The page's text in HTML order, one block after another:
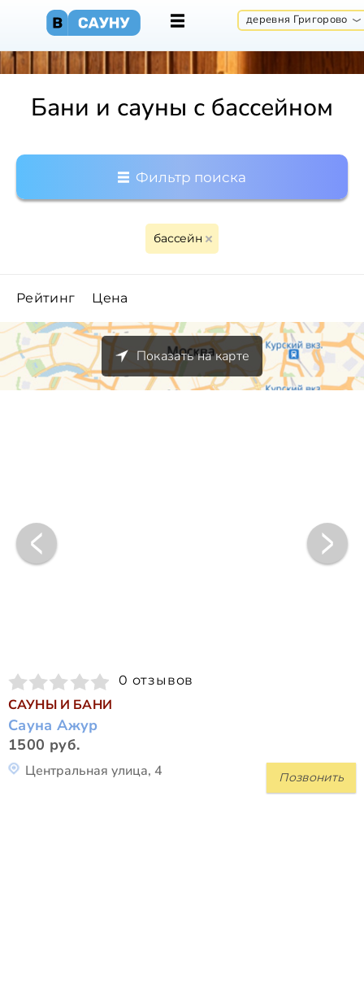
деревня Григорово
Бани и сауны с бассейном
Фильтр поиска
бассейн
Рейтинг Цена
Показать на карте
0 отзывов
САУНЫ И БАНИ
Сауна Ажур
1500 руб.
Позвонить
Центральная улица, 4